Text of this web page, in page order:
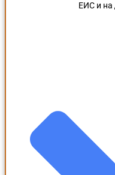
ЕИС и на